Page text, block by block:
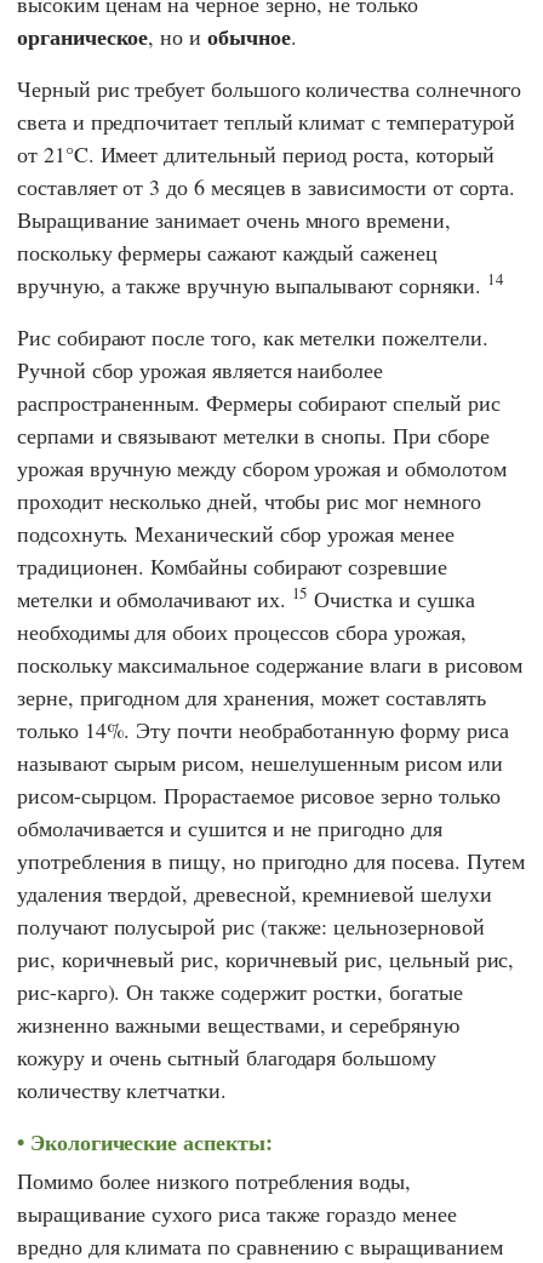
органическое, но и обычное.
Черный рис требует большого количества солнечного
света и предпочитает теплый климат с температурой
от 21°C. Имеет длительный период роста, который
составляет от 3 до 6 месяцев в зависимости от сорта.
Выращивание занимает очень много времени,
поскольку фермеры сажают каждый саженец
вручную, а также вручную выпалывают сорняки. 14
Рис собирают после того, как метелки пожелтели.
Ручной сбор урожая является наиболее
распространенным. Фермеры собирают спелый рис
серпами и связывают метелки в снопы. При сборе
урожая вручную между сбором урожая и обмолотом
проходит несколько дней, чтобы рис мог немного
подсохнуть. Механический сбор урожая менее
традиционен. Комбайны собирают созревшие
метелки и обмолачивают их. 15 Очистка и сушка
необходимы для обоих процессов сбора урожая,
поскольку максимальное содержание влаги в рисовом
зерне, пригодном для хранения, может составлять
только 14%. Эту почти необработанную форму риса
называют сырым рисом, нешелушенным рисом или
рисом-сырцом. Прорастаемое рисовое зерно только
обмолачивается и сушится и не пригодно для
употребления в пищу, но пригодно для посева. Путем
удаления твердой, древесной, кремниевой шелухи
получают полусырой рис (также: цельнозерновой
рис, коричневый рис, коричневый рис, цельный рис,
рис-карго). Он также содержит ростки, богатые
жизненно важными веществами, и серебряную
кожуру и очень сытный благодаря большому
количеству клетчатки.
Экологические аспекты:
Помимо более низкого потребления воды,
выращивание сухого риса также гораздо менее
вредно для климата по сравнению с выращиванием